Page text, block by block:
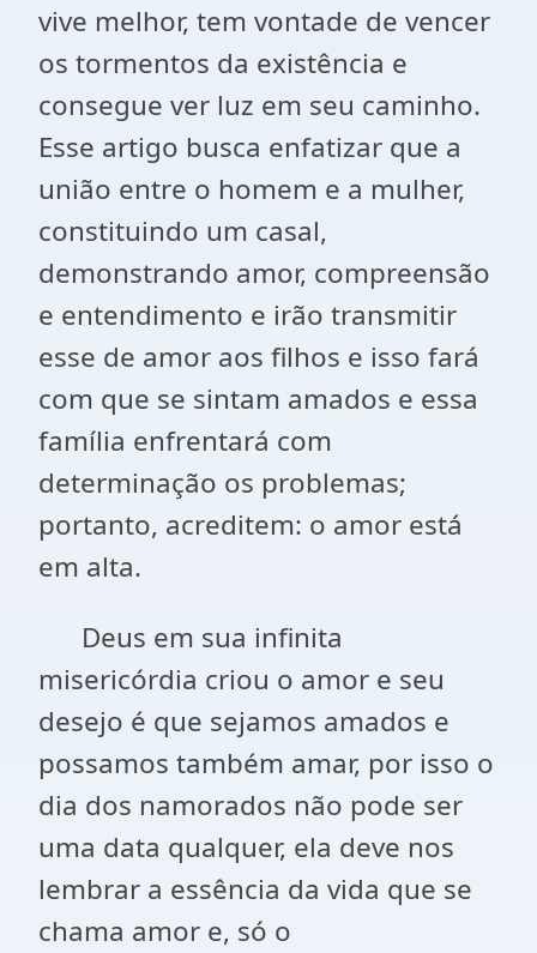
vive melhor, tem vontade de vencer
os tormentos da existência e
consegue ver luz em seu caminho.
Esse artigo busca enfatizar que a
união entre o homem e a mulher,
constituindo um casal,
demonstrando amor, compreensão
e entendimento e irão transmitir
esse de amor aos filhos e isso fará
com que se sintam amados e essa
família enfrentará com
determinação os problemas;
portanto, acreditem: o amor está
em alta.
Deus em sua infinita
misericórdia criou o amor e seu
desejo é que sejamos amados e
possamos também amar, por isso o
dia dos namorados não pode ser
uma data qualquer, ela deve nos
lembrar a essência da vida que se
chama amor e, só o